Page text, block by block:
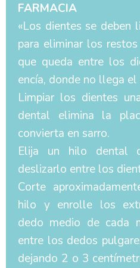
FARMACIA
«Los dientes se deben
para eliminar los
que queda entre los
encía, donde no llega
Limpiar los dientes
dental elimina la
convierta en sarro.
Elija un hilo dental
deslizarlo entre los
Corte
hilo y enrolle los
dedo medio de cada
entre los dedos
dejando 2 o 3